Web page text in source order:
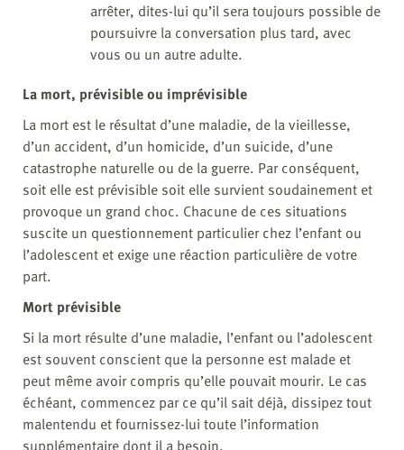
arrêter, dites-lui qu’il sera toujours possible de
poursuivre la conversation plus tard, avec
vous ou un autre adulte.
La mort, prévisible ou imprévisible
La mort est le résultat d’une maladie, de la vieillesse,
d’un accident, d’un homicide, d’un suicide, d’une
catastrophe naturelle ou de la guerre. Par conséquent,
soit elle est prévisible soit elle survient soudainement et
provoque un grand choc. Chacune de ces situations
suscite un questionnement particulier chez l’enfant ou
l’adolescent et exige une réaction particulière de votre
part.
Mort prévisible
Si la mort résulte d’une maladie, l’enfant ou l’adolescent
est souvent conscient que la personne est malade et
peut même avoir compris qu’elle pouvait mourir. Le cas
échéant, commencez par ce qu’il sait déjà, dissipez tout
malentendu et fournissez-lui toute l’information
supplémentaire dont il a besoin.